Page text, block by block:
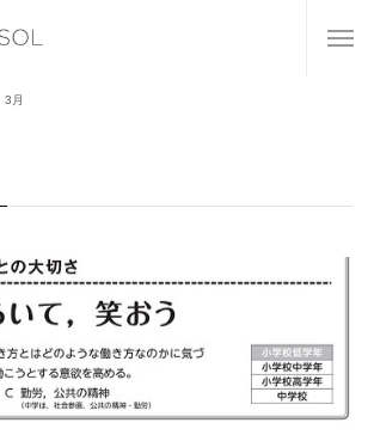
3月